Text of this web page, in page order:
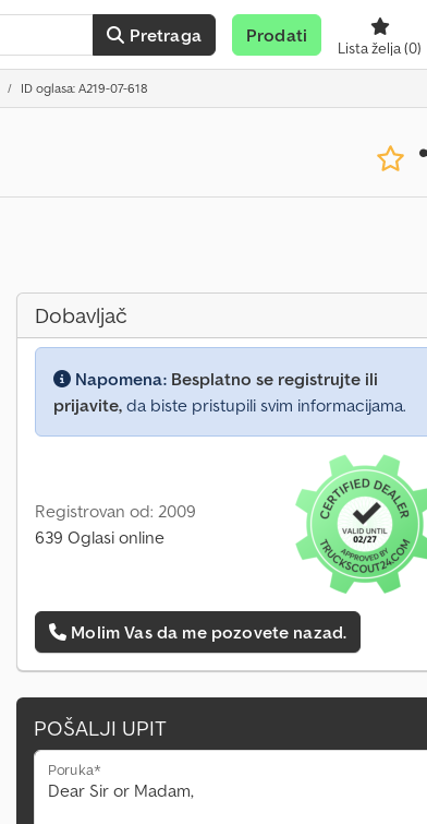
Pretraga Prodati
Lista želja(0)
ID oglasa: A219-07-618
Dobavljač
Napomena: Besplatno se registrujte ili
prijavite, da biste pristupili svim informacijama.
Registrovan od: 2009
639 Oglasi online
Molim Vas da me pozovete nazad.
POŠALJI UPIT
Poruka*